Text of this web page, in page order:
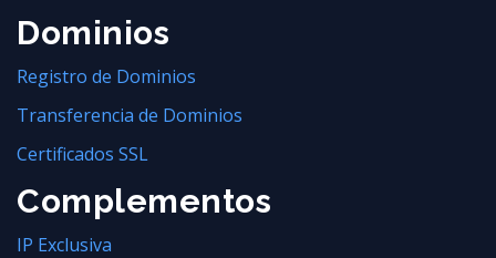
Dominios
Registro de Dominios
Transferencia de Dominios
Certificados SSL
Complementos
IP Exclusiva